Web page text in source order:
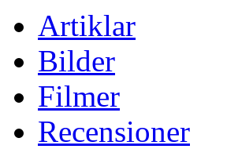
Artiklar
Bilder
Filmer
Recensioner